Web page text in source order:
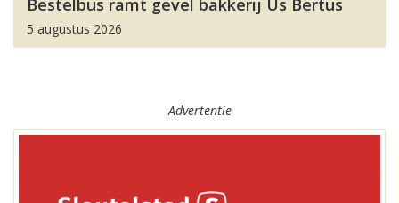
Bestelbus ramt gevel bakkerij Us Bertus
5 augustus 2026
Advertentie